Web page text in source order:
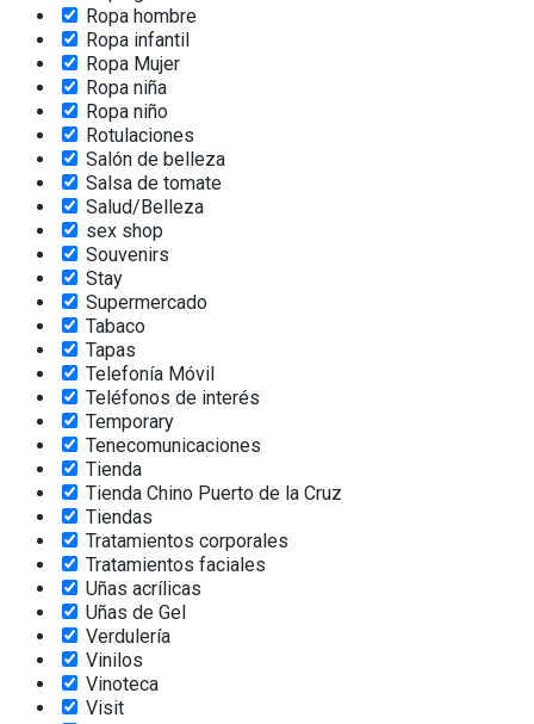
Ropa hombre
Ropa infantil
Ropa Mujer
Ropa niña
Ropa niño
Rotulaciones
Salón de belleza
Salsa de tomate
Salud/Belleza
sex shop
Souvenirs
Stay
Supermercado
Tabaco
Tapas
Telefonía Móvil
Teléfonos de interés
Temporary
Tenecomunicaciones
Tienda
Tienda Chino Puerto de la Cruz
Tiendas
Tratamientos corporales
Tratamientos faciales
Uñas acrílicas
Uñas de Gel
Verdulería
Vinilos
Vinoteca
Visit